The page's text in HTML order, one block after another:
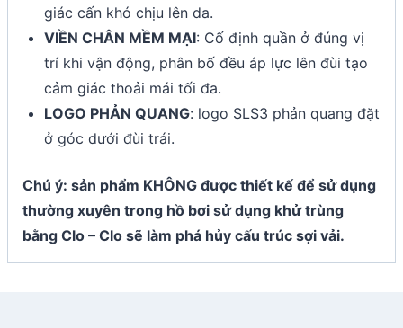
giác cấn khó chịu lên da.
VIỀN CHÂN MỀM MẠI: Cố định quần ở đúng vị
trí khi vận động, phân bố đều áp lực lên đùi tạo
cảm giác thoải mái tối đa.
LOGO PHẢN QUANG: logo SLS3 phản quang đặt
ở góc dưới đùi trái.
Chú ý: sản phẩm KHÔNG được thiết kế để sử dụng
thường xuyên trong hồ bơi sử dụng khử trùng
bằng Clo – Clo sẽ làm phá hủy cấu trúc sợi vải.